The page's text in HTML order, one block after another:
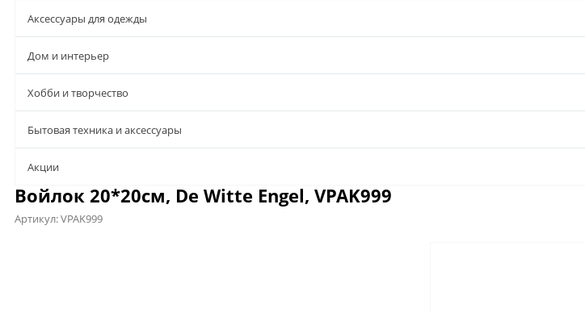
Аксессуары для одежды
Дом и интерьер
Хобби и творчество
Бытовая техника и аксессуары
Aкции
Войлок 20*20см, De Witte Engel, VPAK999
Артикул:VPAK999